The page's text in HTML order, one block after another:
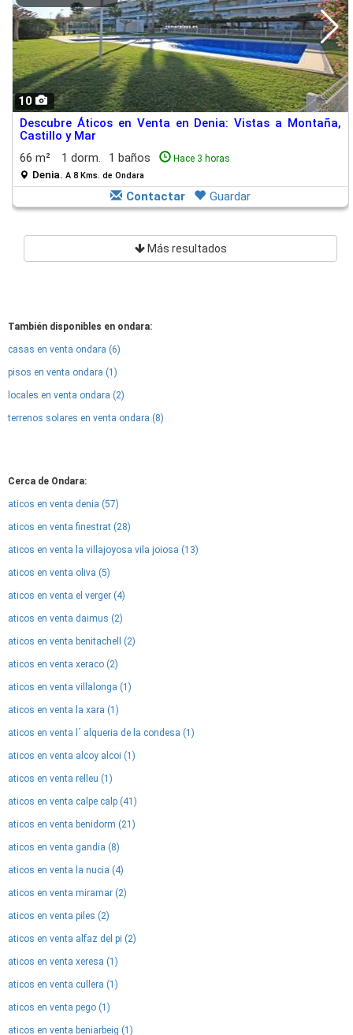
10
Descubre Áticos en Venta en Denia: Vistas a Montaña,
Castillo y Mar
66 m²
1 dorm. 1 baños Hace 3 horas
Denia. A 8 Kms. de Ondara
Contactar Guardar
Más resultados
También disponibles en ondara:
casas en venta ondara (6)
pisos en venta ondara (1)
locales en venta ondara (2)
terrenos solares en venta ondara (8)
Cerca de Ondara:
aticos en venta denia (57)
aticos en venta finestrat (28)
aticos en venta la villajoyosa vila joiosa (13)
aticos en venta oliva (5)
aticos en venta el verger (4)
aticos en venta daimus (2)
aticos en venta benitachell (2)
aticos en venta xeraco (2)
aticos en venta villalonga (1)
aticos en venta la xara (1)
aticos en venta l´ alqueria de la condesa (1)
aticos en venta alcoy alcoi (1)
aticos en venta relleu (1)
aticos en venta calpe calp (41)
aticos en venta benidorm (21)
aticos en venta gandia (8)
aticos en venta la nucia (4)
aticos en venta miramar (2)
aticos en venta piles (2)
aticos en venta alfaz del pi (2)
aticos en venta xeresa (1)
aticos en venta cullera (1)
aticos en venta pego (1)
aticos en venta beniarbeig (1)